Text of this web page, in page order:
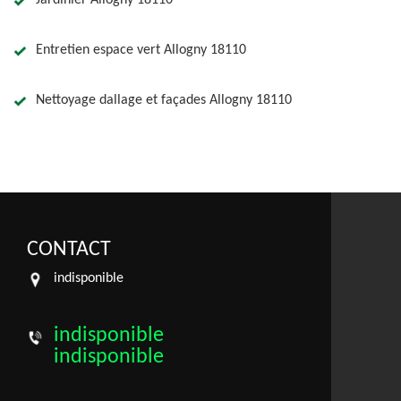
Entretien espace vert Allogny 18110
Nettoyage dallage et façades Allogny 18110
CONTACT
indisponible
indisponible
indisponible